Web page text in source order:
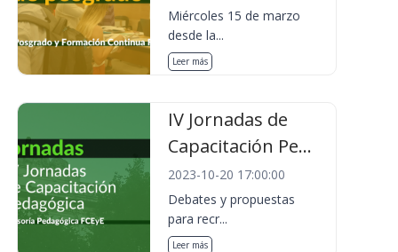
Miércoles 15 de marzo
desde la...
Leer más
IV Jornadas de
Capacitación Pe...
2023-10-20 17:00:00
Debates y propuestas
para recr...
Leer más